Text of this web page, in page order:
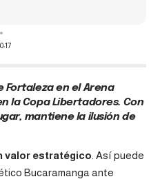
Fortaleza en el Arena
la Copa Libertadores. Con
mantiene la ilusión de
valor estratégico. Así puede
Bucaramanga ante